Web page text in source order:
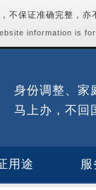
不保证准确完整，亦
information is
身份调整、家
马上办，不回
用途 服